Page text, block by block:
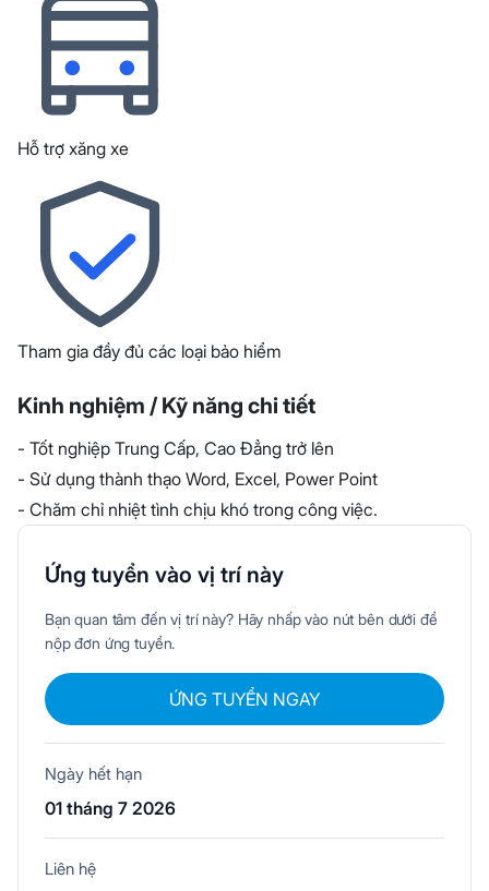
Hỗ trợ xăng xe
Tham gia đầy đủ các loại bảo hiểm
Kinh nghiệm / Kỹ năng chi tiết
- Tốt nghiệp Trung Cấp, Cao Đẳng trở lên
- Sử dụng thành thạo Word, Excel, Power Point
- Chăm chỉ nhiệt tình chịu khó trong công việc.
Ứng tuyển vào vị trí này
Bạn quan tâm đến vị trí này? Hãy nhấp vào nút bên dưới để
nộp đơn ứng tuyển.
ỨNG TUYỂN NGAY
Ngày hết hạn
01 tháng 7 2026
Liên hệ